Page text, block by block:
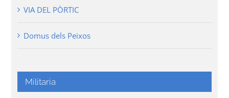
VIA DEL PÒRTIC
Domus dels Peixos
Militaria